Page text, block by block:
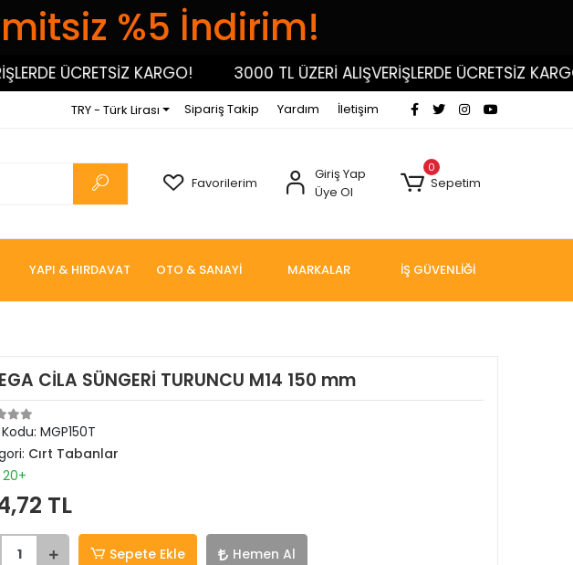
%5 İndirim!
ÜCRETSİZ KARGO! 3000 TL ÜZERİ ALIŞVERİŞLERDE ÜCRETSİZ KARGO!
TRY - Türk Lirası Sipariş Takip Yardım İletişim
Favorilerim
Giriş Yap
Üye Ol
0
Sepetim
YAPI & HIRDAVAT OTO & SANAYİ MARKALAR İŞ GÜVENLİĞİ
CİLA SÜNGERİ TURUNCU M14 150 mm
MGP150T
Cırt Tabanlar
20+
TL
Sepete Ekle Hemen Al